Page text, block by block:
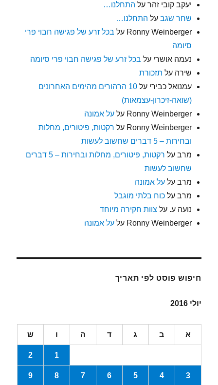
יעקב קובי זהר על התחלנו…
שחר שגב על התחלנו…
Ronny Weinberger על בכל זרע של פגישה חבוי פרי
סיומה
נעמה אושרי על בכל זרע של פגישה חבוי פרי סיומה
שירה על תזכורת
עמנואל כבירי על
10 הרהורים מהימים האחרונים
(שואה-זיכרון-עצמאות)
Ronny Weinberger עלעל אמונה
Ronny Weinberger על רקטות, פיטורים, מחלות
ובחירות – 5 דברים שחשוב לעשות
מרב על
רקטות, פיטורים, מחלות ובחירות – 5 דברים
שחשוב לעשות
מרב עלעל אמונה
מרב עלכוח בלתי מוגבל
נועה ע. על צוות חקירה מיוחד
Ronny Weinberger עלעל אמונה
חיפוש פוסט לפי תאריך
יולי 2016
א ב ג ד ה ו ש
1
2
3
4
5
6
7
8
9